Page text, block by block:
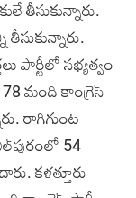
తీసుకున్నారు.
పార్టీలో సభ్యత్వం
మంది కాంగ్రెస్
రాగిగుంట
54
కళత్తూరు